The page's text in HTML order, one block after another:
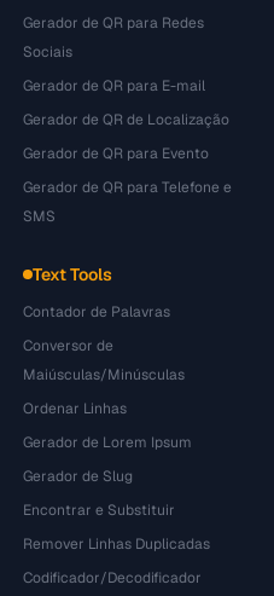
Gerador de QR para Redes
Sociais
Gerador de QR para E-mail
Gerador de QR de Localização
Gerador de QR para Evento
Gerador de QR para Telefone e
SMS
Text Tools
Contador de Palavras
Conversor de
Maiúsculas/Minúsculas
Ordenar Linhas
Gerador de Lorem Ipsum
Gerador de Slug
Encontrar e Substituir
Remover Linhas Duplicadas
Codificador/Decodificador